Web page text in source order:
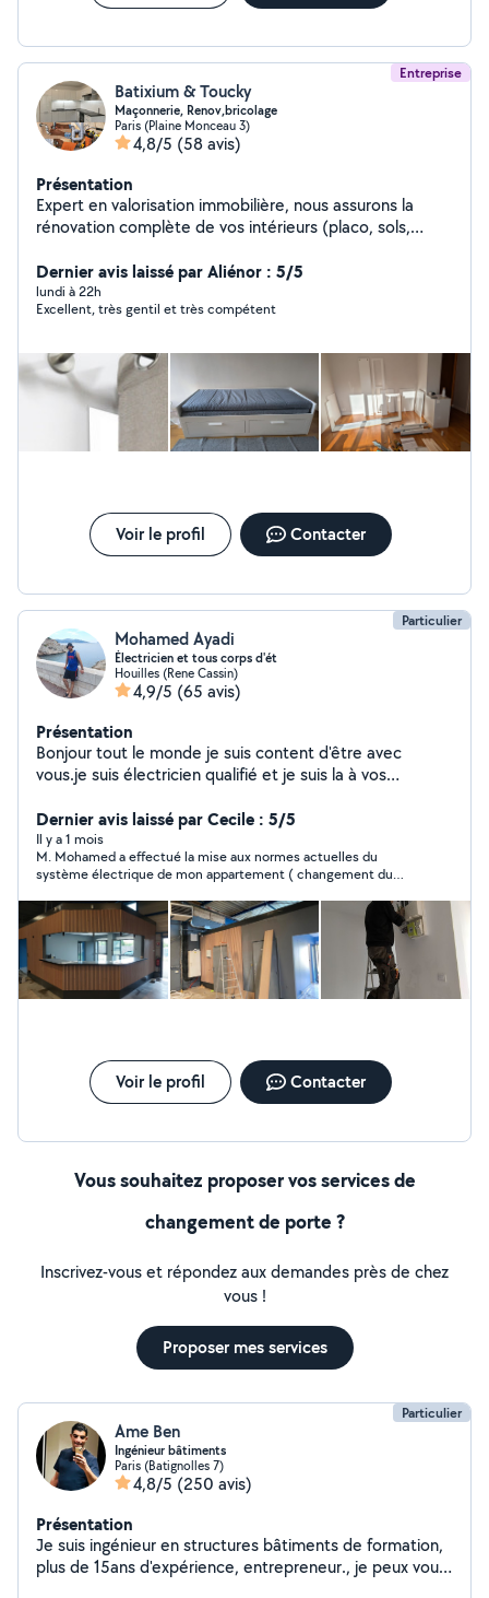
murs endommagés
Entreprise
Batixium & Toucky
Maçonnerie, Renov,bricolage
Paris (Plaine Monceau 3)
4,8/5 (58 avis)
Présentation
Expert en valorisation immobilière, nous assurons la
rénovation complète de vos intérieurs (placo, sols,
multimédias) avec une précision d'artisan. J'offre
également un service de conciergerie clé en main
incluant l'entretien rigoureux de vos biens Airbnb pour
Dernier avis laissé par Aliénor : 5/5
lundi à 22h
Excellent, très gentil et très compétent
Voir le profil Contacter
Particulier
Mohamed Ayadi
Électricien et tous corps d'ét
Houilles (Rene Cassin)
4,9/5 (65 avis)
Présentation
Bonjour tout le monde je suis content d'être avec
vous.je suis électricien qualifié et je suis la à vos
Dernier avis laissé par Cecile : 5/5
Il y a 1 mois
M. Mohamed a effectué la mise aux normes actuelles du
système électrique de mon appartement ( changement du
etc...). travail soigné. M Mohamed est un excellent
professionnel, apporte de bons conseils. personne agréable. Je
recommande
Voir le profil Contacter
Vous souhaitez proposer vos services de
changement de porte ?
Inscrivez-vous et répondez aux demandes près de chez
vous !
Proposer mes services
Particulier
Ame Ben
Ingénieur bâtiments
Paris (Batignolles 7)
4,8/5 (250 avis)
Présentation
Je suis ingénieur en structures bâtiments de formation,
plus de 15ans d'expérience, entrepreneur., je peux vous